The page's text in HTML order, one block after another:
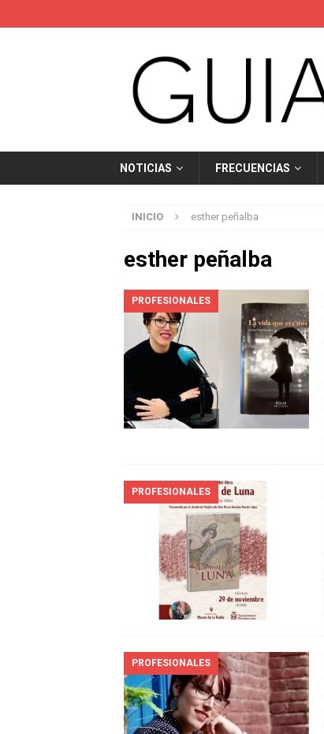
NOTICIAS FRECUENCIAS
INICIO esther peñalba
esther peñalba
PROFESIONALES
PROFESIONALES
PROFESIONALES